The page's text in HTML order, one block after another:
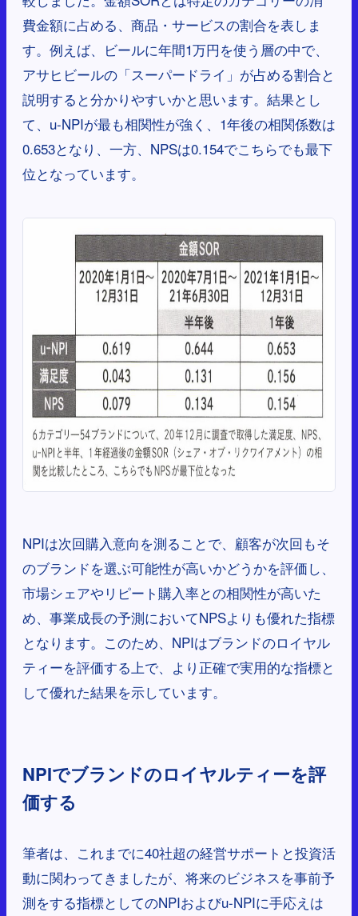
費金額に占める、商品・サービスの割合を表しま
す。例えば、ビールに年間1万円を使う層の中で、
アサヒビールの「スーパードライ」が占める割合と
説明すると分かりやすいかと思います。結果とし
て、u-NPIが最も相関性が強く、1年後の相関係数は
0.653となり、一方、NPSは0.154でこちらでも最下
位となっています。
NPIは次回購入意向を測ることで、顧客が次回もそ
のブランドを選ぶ可能性が高いかどうかを評価し、
市場シェアやリピート購入率との相関性が高いた
め、事業成長の予測においてNPSよりも優れた指標
となります。このため、NPIはブランドのロイヤル
ティーを評価する上で、より正確で実用的な指標と
して優れた結果を示しています。
NPIでブランドのロイヤルティーを評
価する
筆者は、これまでに40社超の経営サポートと投資活
動に関わってきましたが、将来のビジネスを事前予
測をする指標としてのNPIおよびu-NPIに手応えは